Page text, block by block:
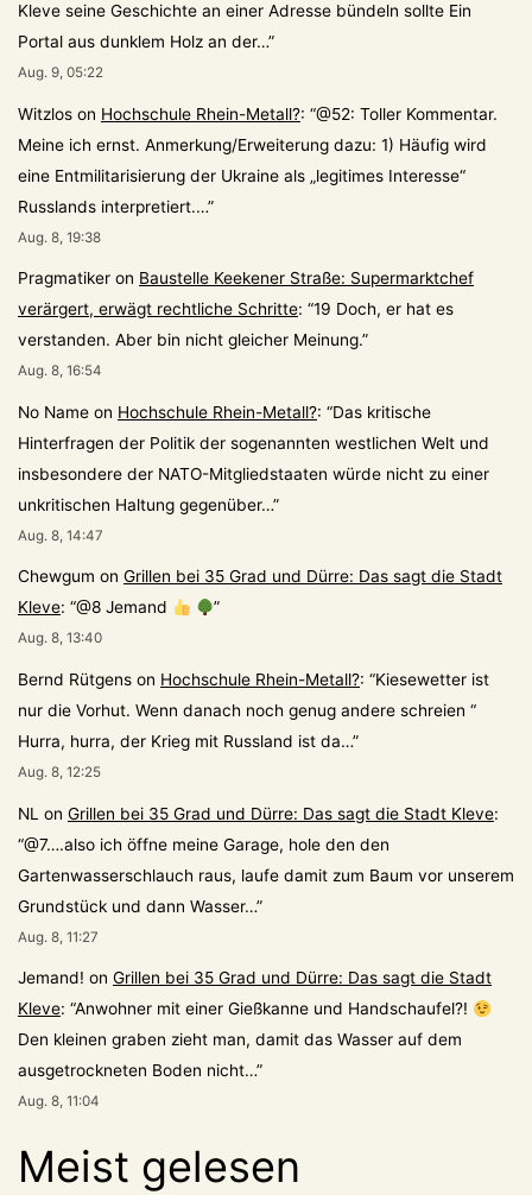
Kleve seine Geschichte an einer Adresse bündeln sollte Ein
Portal aus dunklem Holz an der…”
Aug. 9, 05:22
Witzlos on Hochschule Rhein-Metall?: “@52: Toller Kommentar.
Meine ich ernst. Anmerkung/Erweiterung dazu: 1) Häufig wird
eine Entmilitarisierung der Ukraine als „legitimes Interesse“
Russlands interpretiert.…”
Aug. 8, 19:38
Pragmatiker on Baustelle Keekener Straße: Supermarktchef
verärgert, erwägt rechtliche Schritte: “19 Doch, er hat es
verstanden. Aber bin nicht gleicher Meinung.”
Aug. 8, 16:54
No Name on Hochschule Rhein-Metall?: “Das kritische
Hinterfragen der Politik der sogenannten westlichen Welt und
insbesondere der NATO-Mitgliedstaaten würde nicht zu einer
unkritischen Haltung gegenüber…”
Aug. 8, 14:47
Chewgum on Grillen bei 35 Grad und Dürre: Das sagt die Stadt
Kleve: “@8 Jemand ”
Aug. 8, 13:40
Bernd Rütgens on Hochschule Rhein-Metall?: “Kiesewetter ist
nur die Vorhut. Wenn danach noch genug andere schreien “
Hurra, hurra, der Krieg mit Russland ist da…”
Aug. 8, 12:25
NL on Grillen bei 35 Grad und Dürre: Das sagt die Stadt Kleve:
“@7….also ich öffne meine Garage, hole den den
Gartenwasserschlauch raus, laufe damit zum Baum vor unserem
Grundstück und dann Wasser…”
Aug. 8, 11:27
Jemand! on Grillen bei 35 Grad und Dürre: Das sagt die Stadt
Kleve: “Anwohner mit einer Gießkanne und Handschaufel?!
Den kleinen graben zieht man, damit das Wasser auf dem
ausgetrockneten Boden nicht…”
Aug. 8, 11:04
Meist gelesen